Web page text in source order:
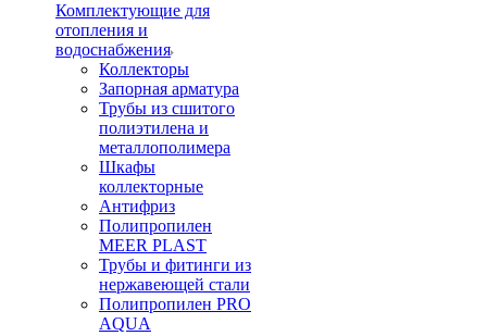
Комплектующие для
отопления и
водоснабжения
Коллекторы
Запорная арматура
Трубы из сшитого
полиэтилена и
металлополимера
Шкафы
коллекторные
Антифриз
Полипропилен
MEER PLAST
Трубы и фитинги из
нержавеющей стали
Полипропилен PRO
AQUA